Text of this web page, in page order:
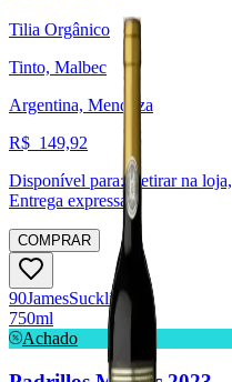
Tilia Orgânico
Tinto, Malbec
Argentina, Mendoza
R$ 149,92
Disponível para: Retirar na loja,
Entrega expressa
COMPRAR
90JamesSuckling
750ml
Achado